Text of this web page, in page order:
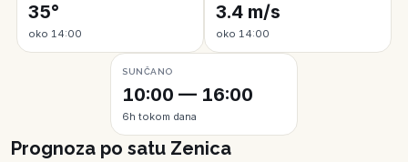
35°
oko 14:00
3.4 m/s
oko 14:00
SUNČANO
10:00 — 16:00
6h tokom dana
Prognoza po satu Zenica